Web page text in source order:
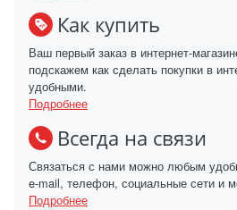
Как купить
Ваш первый заказ в интернет-
подскажем как сделать покупки в
удобными.
Подробнее
Всегда на связи
Связаться с нами можно любым
e-mail, телефон, социальные сети и
Подробнее